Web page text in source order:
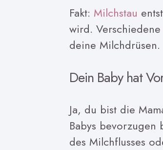
Fakt: Milchstau
wird.
deine Milchdrüsen.
Dein Baby hat
Ja, du bist die
Babys bevorzugen
des Milchflusses